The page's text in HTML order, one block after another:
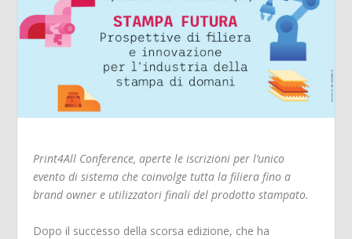
Print4All Conference, aperte le iscrizioni per l’unico
evento di sistema che coinvolge tutta la filiera fino a
brand owner e utilizzatori finali del prodotto stampato.
Dopo il successo della scorsa edizione, che ha